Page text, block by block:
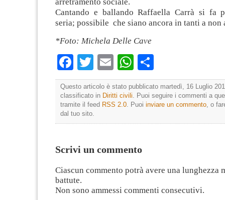
Cantando e ballando Raffaella Carrà si fa
seria; possibile che siano ancora in tanti a non
*Foto: Michela Delle Cave
Facebook
TwitterEmailWhatsApp
Questo articolo è stato pubblicato martedì, 16 Luglio
classificato in Diritti civili. Puoi seguire i commenti a
tramite il feed RSS 2.0. Puoi inviare un commento, o
dal tuo sito.
Scrivi un commento
Ciascun commento potrà avere una lunghezza
battute.
Non sono ammessi commenti consecutivi.